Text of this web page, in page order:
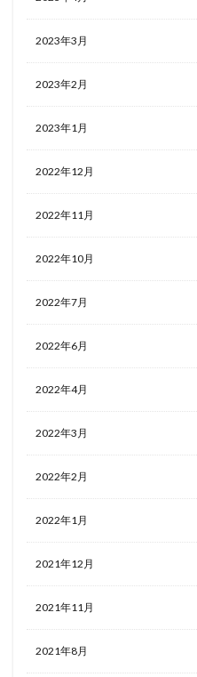
2023年3月
2023年2月
2023年1月
2022年12月
2022年11月
2022年10月
2022年7月
2022年6月
2022年4月
2022年3月
2022年2月
2022年1月
2021年12月
2021年11月
2021年8月